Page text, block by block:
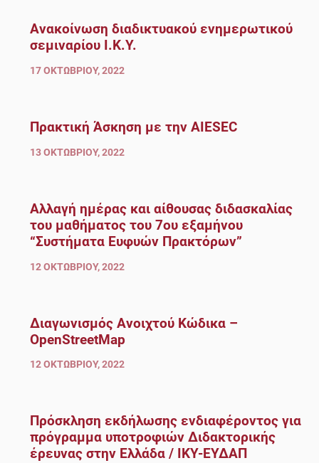
Ανακοίνωση διαδικτυακού ενημερωτικού
σεμιναρίου Ι.Κ.Υ.
17 ΟΚΤΩΒΡΊΟΥ, 2022
Πρακτική Άσκηση με την AIESEC
13 ΟΚΤΩΒΡΊΟΥ, 2022
Αλλαγή ημέρας και αίθουσας διδασκαλίας
του μαθήματος του 7ου εξαμήνου
“Συστήματα Ευφυών Πρακτόρων”
12 ΟΚΤΩΒΡΊΟΥ, 2022
Διαγωνισμός Ανοιχτού Κώδικα –
OpenStreetMap
12 ΟΚΤΩΒΡΊΟΥ, 2022
Πρόσκληση εκδήλωσης ενδιαφέροντος για
πρόγραμμα υποτροφιών Διδακτορικής
έρευνας στην Ελλάδα / ΙΚΥ-ΕΥΔΑΠ